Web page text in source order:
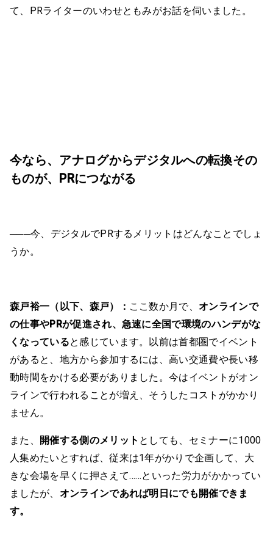
て、PRライターのいわせともみがお話を伺いました。
今なら、アナログからデジタルへの転換その
ものが、PRにつながる
───今、デジタルでPRするメリットはどんなことでしょ
うか。
森戸裕一（以下、森戸）： ここ数か月で、オンラインで
の仕事やPRが促進され、急速に全国で環境のハンデがな
くなっていると感じています。以前は首都圏でイベント
があると、地方から参加するには、高い交通費や長い移
動時間をかける必要がありました。今はイベントがオン
ラインで行われることが増え、そうしたコストがかかり
ません。
また、 開催する側のメリット としても、セミナーに1000
人集めたいとすれば、従来は1年がかりで企画して、大
きな会場を早くに押さえて……といった労力がかかってい
ましたが、 オンラインであれば明日にでも開催できま
す。